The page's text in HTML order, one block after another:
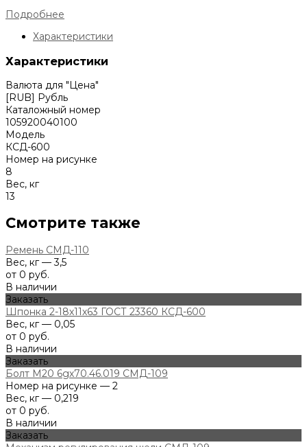
Подробнее
Характеристики
Характеристики
Валюта для "Цена"
[RUB] Рубль
Каталожный номер
105920040100
Модель
КСД-600
Номер на рисунке
8
Вес, кг
13
Смотрите также
Ремень СМД-110
Вес, кг — 3,5
от 0 руб.
В наличии
Заказать
Шпонка 2-18х11х63 ГОСТ 23360 КСД-600
Вес, кг — 0,05
от 0 руб.
В наличии
Заказать
Болт М20 6gх70.46.019 СМД-109
Номер на рисунке — 2
Вес, кг — 0,219
от 0 руб.
В наличии
Заказать